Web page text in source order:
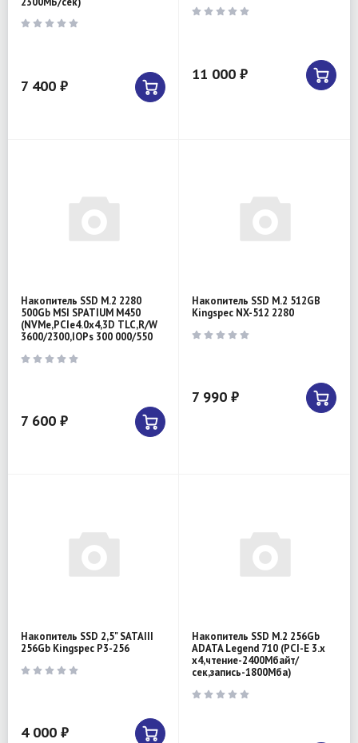
7 400 ₽
11 000 ₽
Накопитель SSD M.2 2280
500Gb MSI SPATIUM M450
(NVMe,PCIe4.0x4,3D TLC,R/W
3600/2300,IOPs 300 000/550
7 600 ₽
Накопитель SSD M.2 512GB
Kingspec NX-512 2280
7 990 ₽
Накопитель SSD 2,5" SATAIII
256Gb Kingspec P3-256
4 000 ₽
Накопитель SSD M.2 256Gb
ADATA Legend 710 (PCI-E 3.x
x4,чтение-2400Мбайт/
сек,запись-1800Мба)